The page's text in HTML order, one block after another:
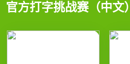
官方打字挑战赛（中文）